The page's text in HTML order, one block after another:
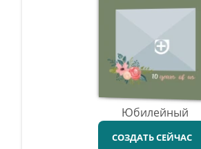
Юбилейный
СОЗДАТЬ СЕЙЧАС